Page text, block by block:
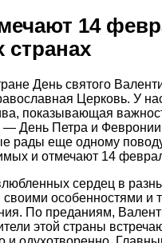
14
странах
День святого
Церковь. У
показывающая
— День Петра и
рады еще одному
и отмечают 14
сердец в
своими особенностями и
По преданиям,
этой страны